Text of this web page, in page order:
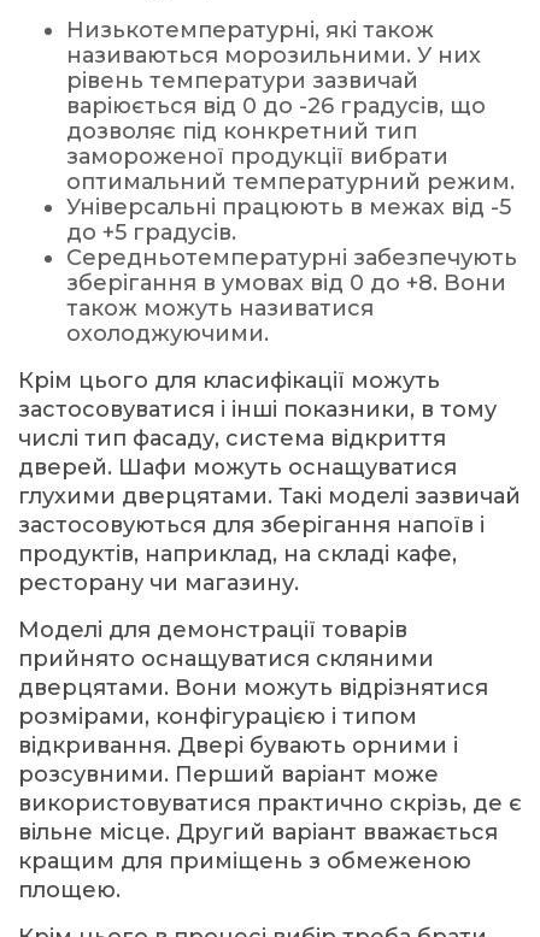
Низькотемпературні, які також
називаються морозильними. У них
рівень температури зазвичай
варіюється від 0 до -26 градусів, що
дозволяє під конкретний тип
замороженої продукції вибрати
оптимальний температурний режим.
Універсальні працюють в межах від -5
до +5 градусів.
Середньотемпературні забезпечують
зберігання в умовах від 0 до +8. Вони
також можуть називатися
охолоджуючими.
Крім цього для класифікації можуть
застосовуватися і інші показники, в тому
числі тип фасаду, система відкриття
дверей. Шафи можуть оснащуватися
глухими дверцятами. Такі моделі зазвичай
застосовуються для зберігання напоїв і
продуктів, наприклад, на складі кафе,
ресторану чи магазину.
Моделі для демонстрації товарів
прийнято оснащуватися скляними
дверцятами. Вони можуть відрізнятися
розмірами, конфігурацією і типом
відкривання. Двері бувають орними і
розсувними. Перший варіант може
використовуватися практично скрізь, де є
вільне місце. Другий варіант вважається
кращим для приміщень з обмеженою
площею.